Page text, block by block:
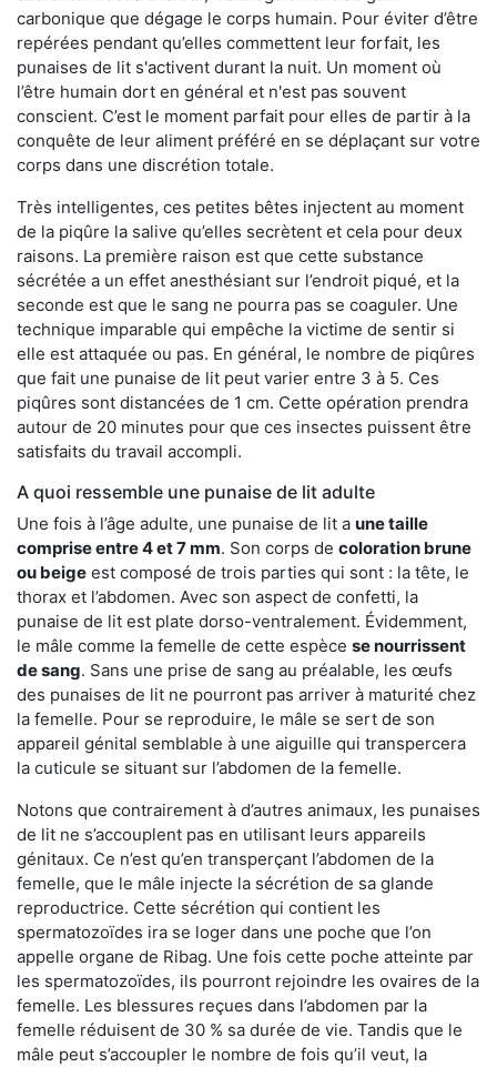
carbonique que dégage le corps humain. Pour éviter d’être
repérées pendant qu’elles commettent leur forfait, les
punaises de lit s'activent durant la nuit. Un moment où
l’être humain dort en général et n'est pas souvent
conscient. C’est le moment parfait pour elles de partir à la
conquête de leur aliment préféré en se déplaçant sur votre
corps dans une discrétion totale.
Très intelligentes, ces petites bêtes injectent au moment
de la piqûre la salive qu’elles secrètent et cela pour deux
raisons. La première raison est que cette substance
sécrétée a un effet anesthésiant sur l’endroit piqué, et la
seconde est que le sang ne pourra pas se coaguler. Une
technique imparable qui empêche la victime de sentir si
elle est attaquée ou pas. En général, le nombre de piqûres
que fait une punaise de lit peut varier entre 3 à 5. Ces
piqûres sont distancées de 1 cm. Cette opération prendra
autour de 20 minutes pour que ces insectes puissent être
satisfaits du travail accompli.
A quoi ressemble une punaise de lit adulte
Une fois à l’âge adulte, une punaise de lit a une taille
comprise entre 4 et 7 mm. Son corps de coloration brune
ou beige est composé de trois parties qui sont : la tête, le
thorax et l’abdomen. Avec son aspect de confetti, la
punaise de lit est plate dorso-ventralement. Évidemment,
le mâle comme la femelle de cette espèce se nourrissent
de sang. Sans une prise de sang au préalable, les œufs
des punaises de lit ne pourront pas arriver à maturité chez
la femelle. Pour se reproduire, le mâle se sert de son
appareil génital semblable à une aiguille qui transpercera
la cuticule se situant sur l’abdomen de la femelle.
Notons que contrairement à d’autres animaux, les punaises
de lit ne s’accouplent pas en utilisant leurs appareils
génitaux. Ce n’est qu’en transperçant l’abdomen de la
femelle, que le mâle injecte la sécrétion de sa glande
reproductrice. Cette sécrétion qui contient les
spermatozoïdes ira se loger dans une poche que l’on
appelle organe de Ribag. Une fois cette poche atteinte par
les spermatozoïdes, ils pourront rejoindre les ovaires de la
femelle. Les blessures reçues dans l’abdomen par la
femelle réduisent de 30 % sa durée de vie. Tandis que le
mâle peut s’accoupler le nombre de fois qu’il veut, la